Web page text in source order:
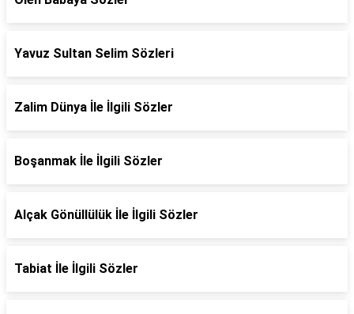
Yavuz Sultan Selim Sözleri
Zalim Dünya İle İlgili Sözler
Boşanmak İle İlgili Sözler
Alçak Gönüllülük İle İlgili Sözler
Tabiat İle İlgili Sözler